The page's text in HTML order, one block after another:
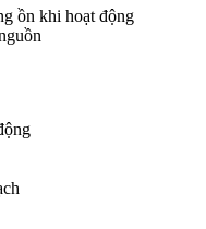
ồn khi hoạt động